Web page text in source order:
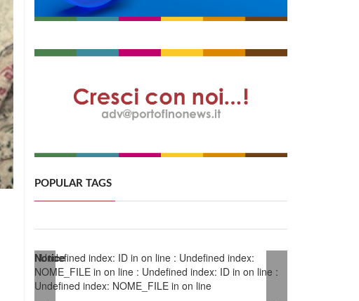
POPULAR TAGS
Notice
: Undefined index: ID in on line : Undefined index:
NOME_FILE in on line : Undefined index: ID in on line :
Undefined index: NOME_FILE in on line